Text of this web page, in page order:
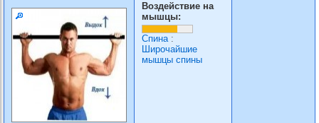
Воздействие на
мышцы:
Спина:
Широчайшие
мышцы спины